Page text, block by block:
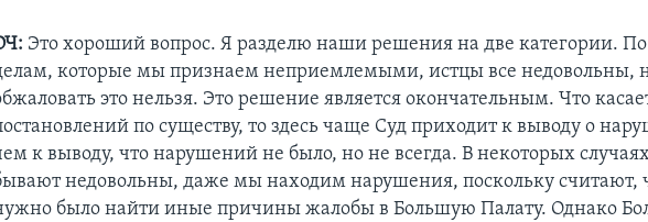
Это хороший вопрос. Я разделю наши решения на две категории.
которые мы признаем неприемлемыми, истцы все недовольны,
это нельзя. Это решение является окончательным. Что
по существу, то здесь чаще Суд приходит к выводу о
к выводу, что нарушений не было, но не всегда. В некоторых
недовольны, даже мы находим нарушения, поскольку считают,
было найти иные причины жалобы в Большую Палату. Однако